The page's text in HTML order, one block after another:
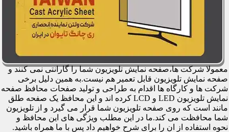
معمولا شرکت ها،صفحه نمایش تلویزیون شما را گارانتی نمی کنند و
صفحه نمایش تلویزیون قابل تعمیر هم نیست.به همین دلیل برخی
شرکت ها و کارگاه ها اقدام به طراحی و تولید صفحات محافظ صفحه
نمایش تلویزیون LED و LCD کرده اند و این محافظ یک صفحه طلق
مانند است که روی صفحه تلویزیون شما قرار می گیرد و از تلویزیون
شما محافظت می کند.ما در این مطلب ویژگی های این محافظ و
نحوه استفاده از ان را برای شرح خواهیم داد پس با ما همراه باشید.